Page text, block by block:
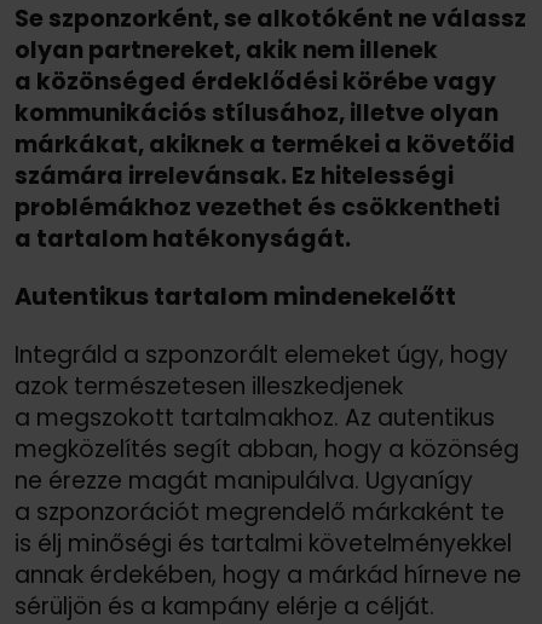
Se szponzorként, se alkotóként ne válassz
olyan partnereket, akik nem illenek
a közönséged érdeklődési körébe vagy
kommunikációs stílusához, illetve olyan
márkákat, akiknek a termékei a követőid
számára irrelevánsak. Ez hitelességi
problémákhoz vezethet és csökkentheti
a tartalom hatékonyságát.
Autentikus tartalom mindenekelőtt
Integráld a szponzorált elemeket úgy, hogy
azok természetesen illeszkedjenek
a megszokott tartalmakhoz. Az autentikus
megközelítés segít abban, hogy a közönség
ne érezze magát manipulálva. Ugyanígy
a szponzorációt megrendelő márkaként te
is élj minőségi és tartalmi követelményekkel
annak érdekében, hogy a márkád hírneve ne
sérüljön és a kampány elérje a célját.